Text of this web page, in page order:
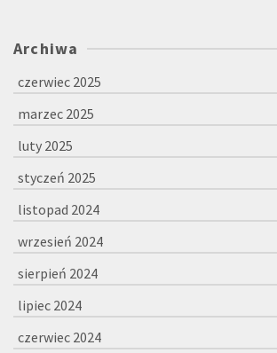
Archiwa
czerwiec 2025
marzec 2025
luty 2025
styczeń 2025
listopad 2024
wrzesień 2024
sierpień 2024
lipiec 2024
czerwiec 2024